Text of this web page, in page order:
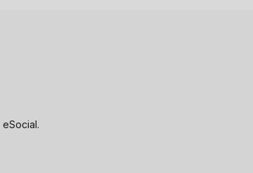
eSocial.